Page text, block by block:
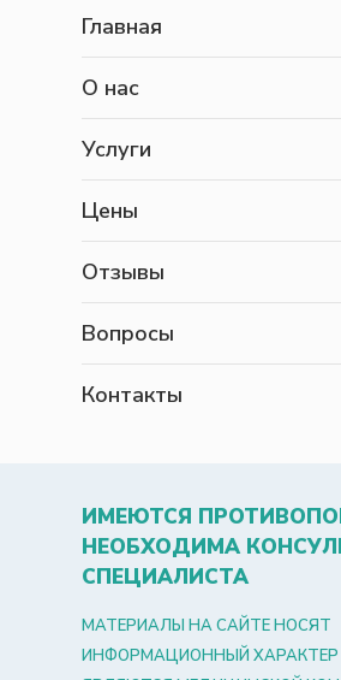
Главная
О нас
Услуги
Цены
Отзывы
Вопросы
Контакты
ИМЕЮТСЯ
НЕОБХОДИМА
СПЕЦИАЛИСТА
МАТЕРИАЛЫ НА САЙТЕ НОСЯТ
ИНФОРМАЦИОННЫЙ ХАРАКТЕР